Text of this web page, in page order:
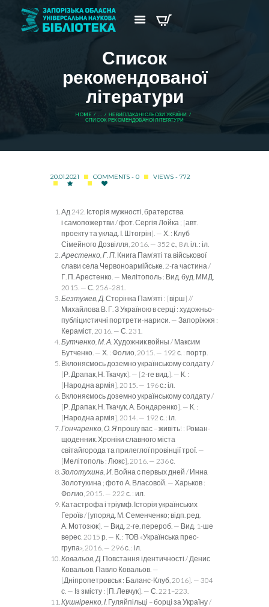
Список
рекомендованої
літератури
HOME ...
НЕВИПЛАКАНІ СЛЬОЗИ УКРАЇНИ
СПИСОК РЕКОМЕНДОВАНОЇ ЛІТЕРАТУРИ
20.01.2021 COMMENTS - 0 VIEWS - 772
Ад 242. Історія мужності, братерства
і самопожертви / фот. Сергія Лойка ; [авт.
проекту та уклад. І. Штогрін]. — Х. : Клуб
Сімейного Дозвілля, 2016. — 352 с., 8 л. іл. : іл.
Арестенко, Г. П. Книга Пам’яті та військової
слави села Черво­ноармійське. 2-га частина /
Г. П. Арестенко. — Мелітополь : Вид. буд. ММД,
2015. — С. 256–281.
Безтужев, Д. Сторінка Пам’яті : [вірш] //
Михайлова В. Г. З Україною в серці : художньо-
публіцистичні портрети-нари­си. — Запоріжжя :
Кераміст, 2016. — С. 231.
Бутченко, М. А. Художник войны / Максим
Бутченко. — Х. : Фолио, 2015. — 192 с. : портр.
Вклоняємось доземно українському солдату /
[Р. Драпак, Н. Ткачук]. — [2-ге вид.]. — К. :
[Народна армія], 2015. — 196 с.: іл.
Вклоняємось доземно українському солдату /
[Р. Драпак, Н. Тка­чук, А. Бондаренко]. — К. :
[Народна армія], 2014. — 192 с. : іл.
Гончаренко, О. Япрошу вас – живіть! : Роман-
щоденник. Хро­ніки славного міста
світайгорода та прилеглої провінції трої. —
[Ме­літополь : Люкс], 2016. — 236 с.
Золотухина, И. Война с первых дней / Инна
Золотухина ; фото А. Власовой. — Харьков :
Фолио, 2015. — 222 с. : ил.
Катастрофа і тріумф. Історія українських
Героїв / [упоряд. М. Се­менченко; відп. ред.
А. Мотозюк]. — Вид. 2-ге, перероб. — Вид. 1-ше
верес. 2015 р. — К. : ТОВ «Українська прес-
група», 2016. — 296 с. : іл.
Ковальов, Д. Повстання ідентичності / Денис
Ковальов, Павло Ковальов. —
[Дніпропетровськ : Баланс-Клуб, 2016]. — 304
с. — Із змісту : [П. Левчук]. — С. 221–223.
Кушніренко, І. Гуляйпільці – борці за Україну /